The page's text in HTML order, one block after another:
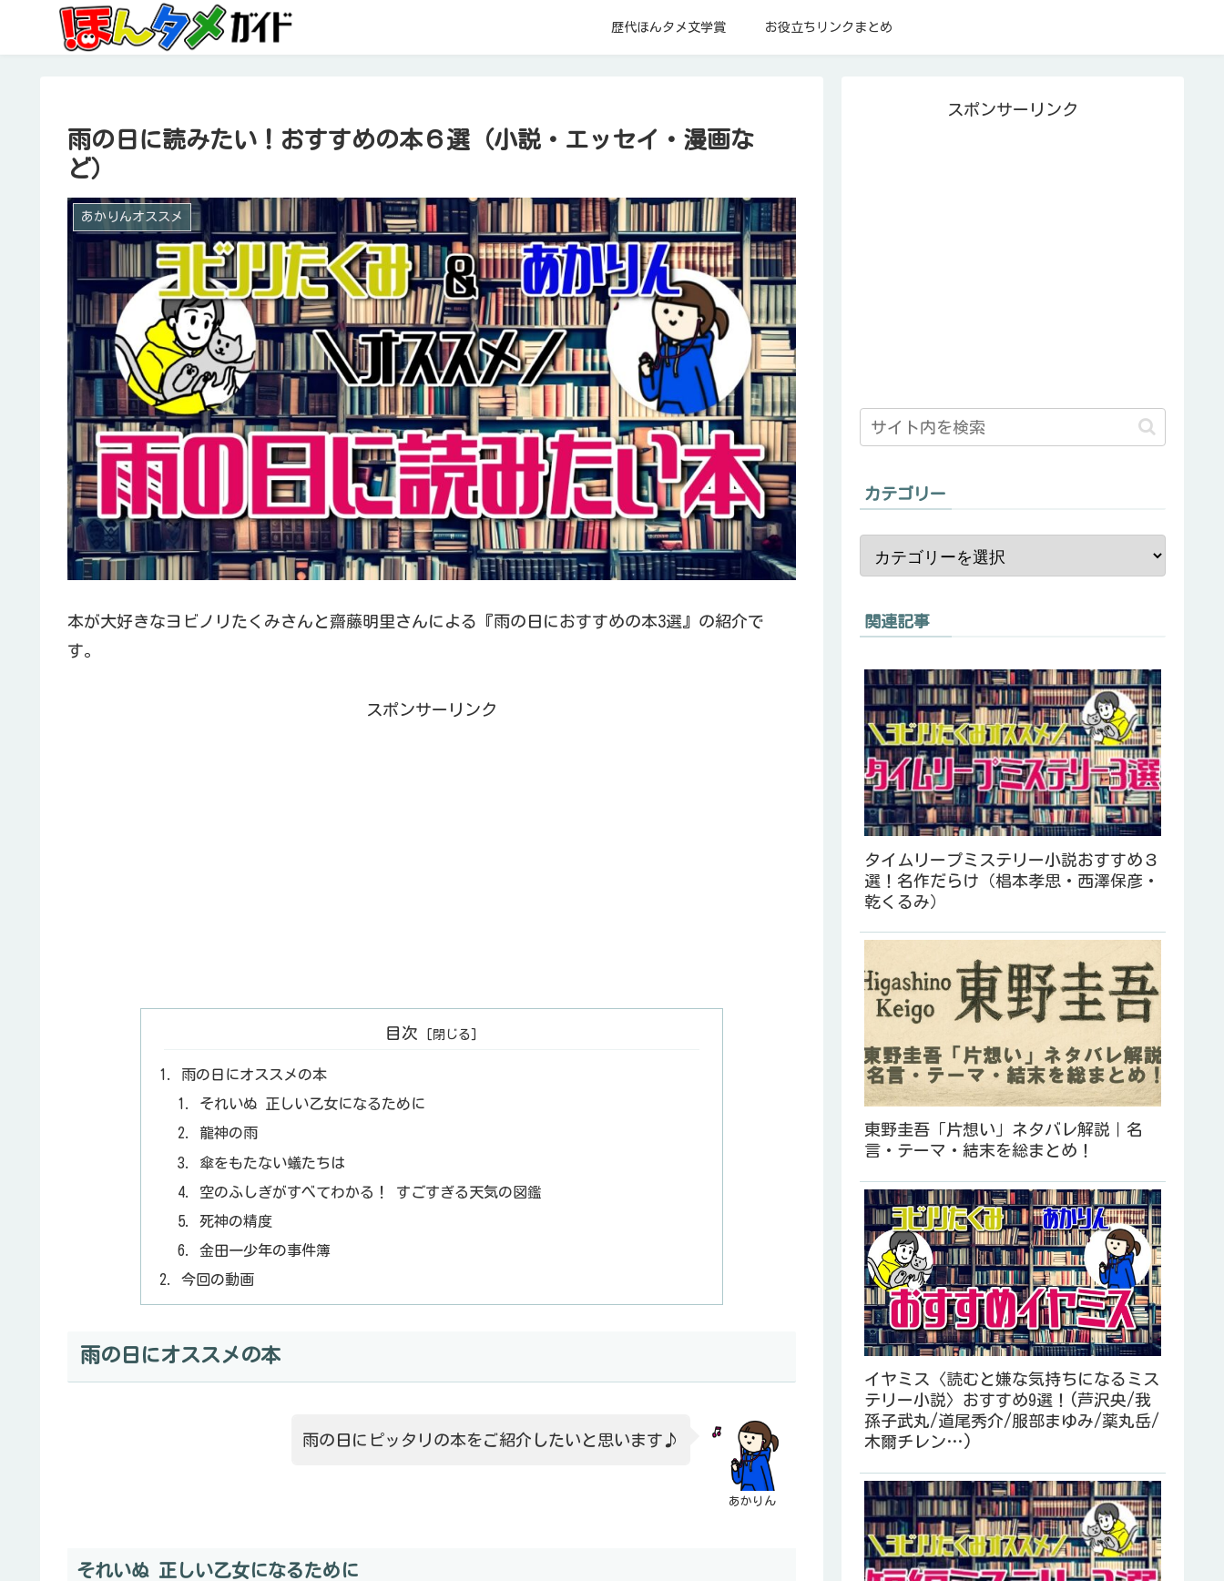
歴代ほんタメ文学賞 お役立ちリンクまとめ
雨の日に読みたい！おすすめの本６選（小説・エッセイ・漫画な
ど）
あかりんオススメ
本が大好きなヨビノリたくみさんと齋藤明里さんによる『雨の日におすすめの本3選』の紹介で
す。
スポンサーリンク
目次
雨の日にオススメの本
それいぬ 正しい乙女になるために
龍神の雨
傘をもたない蟻たちは
空のふしぎがすべてわかる！ すごすぎる天気の図鑑
死神の精度
金田一少年の事件簿
今回の動画
雨の日にオススメの本
あかりん
雨の日にピッタリの本をご紹介したいと思います♪
それいぬ 正しい乙女になるために
スポンサーリンク
カテゴリー
関連記事
タイムリープミステリー小説おすすめ３
選！名作だらけ（椙本孝思・西澤保彦・
乾くるみ）
東野圭吾「片想い」ネタバレ解説｜名
言・テーマ・結末を総まとめ！
イヤミス〈読むと嫌な気持ちになるミス
テリー小説〉おすすめ9選！(芦沢央/我
孫子武丸/道尾秀介/服部まゆみ/薬丸岳/
木爾チレン…)